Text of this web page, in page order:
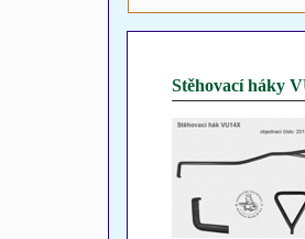
Stěhovací háky